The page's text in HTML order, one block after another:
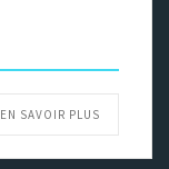
EN SAVOIR PLUS